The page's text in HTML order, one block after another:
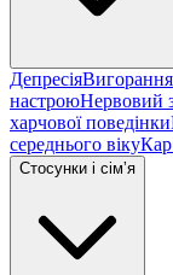
ДепресіяВигорання
настроюНервовий
харчової поведінки
середнього віку
Стосунки і сімʼя